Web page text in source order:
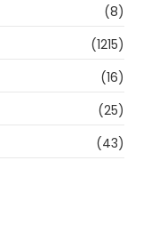
(8)
(1215)
(16)
(25)
(43)